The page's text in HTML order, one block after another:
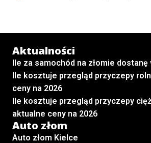
Aktualności
Ile za samochód na złomie dostanę
Ile kosztuje przegląd przyczepy
ceny na 2026
Ile kosztuje przegląd przyczepy
aktualne ceny na 2026
Auto złom
Auto złom Kielce